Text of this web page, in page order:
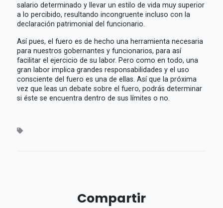
salario determinado y llevar un estilo de vida muy superior
a lo percibido, resultando incongruente incluso con la
declaración patrimonial del funcionario.
Así pues, el fuero es de hecho una herramienta necesaria
para nuestros gobernantes y funcionarios, para así
facilitar el ejercicio de su labor. Pero como en todo, una
gran labor implica grandes responsabilidades y el uso
consciente del fuero es una de ellas. Así que la próxima
vez que leas un debate sobre el fuero, podrás determinar
si éste se encuentra dentro de sus límites o no.
Compartir